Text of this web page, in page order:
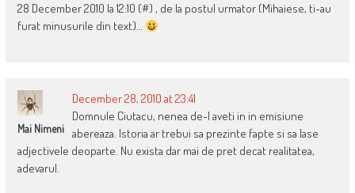
28 December 2010 la 12:10 (#) , de la postul urmator (Mihaiese, ti-au
furat minusurile din text)…
Mai Nimeni
December 28, 2010 at 23:41
Domnule Ciutacu, nenea de-l aveti in in emisiune
abereaza. Istoria ar trebui sa prezinte fapte si sa lase
adjectivele deoparte. Nu exista dar mai de pret decat realitatea,
adevarul.